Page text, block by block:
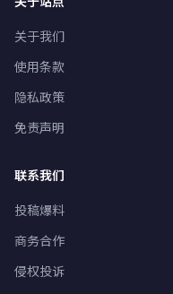
关于我们
使用条款
隐私政策
免责声明
联系我们
投稿爆料
商务合作
侵权投诉